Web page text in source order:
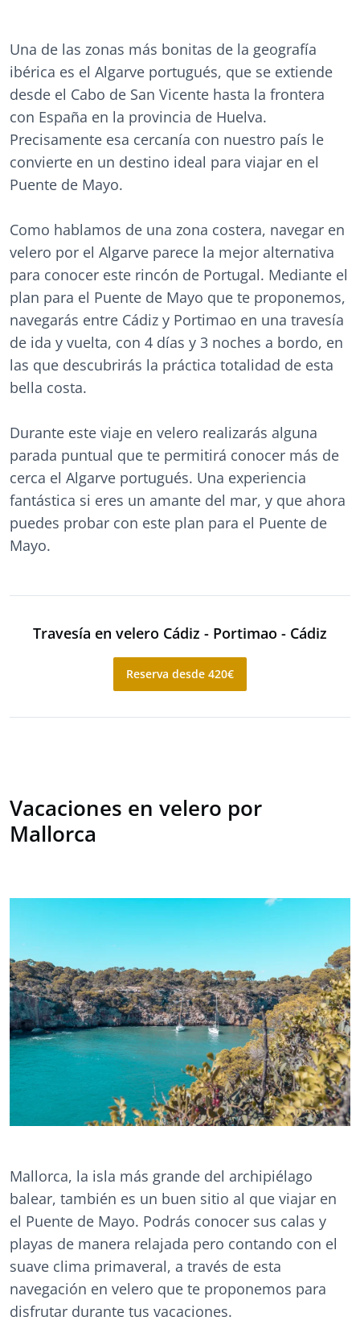
Una de las zonas más bonitas de la geografía
ibérica es el Algarve portugués, que se extiende
desde el Cabo de San Vicente hasta la frontera
con España en la provincia de Huelva.
Precisamente esa cercanía con nuestro país le
convierte en un destino ideal para viajar en el
Puente de Mayo.
Como hablamos de una zona costera, navegar en
velero por el Algarve parece la mejor alternativa
para conocer este rincón de Portugal. Mediante el
plan para el Puente de Mayo que te proponemos,
navegarás entre Cádiz y Portimao en una travesía
de ida y vuelta, con 4 días y 3 noches a bordo, en
las que descubrirás la práctica totalidad de esta
bella costa.
Durante este viaje en velero realizarás alguna
parada puntual que te permitirá conocer más de
cerca el Algarve portugués. Una experiencia
fantástica si eres un amante del mar, y que ahora
puedes probar con este plan para el Puente de
Mayo.
Travesía en velero Cádiz - Portimao - Cádiz
Reserva desde 420€
Vacaciones en velero por
Mallorca
Mallorca, la isla más grande del archipiélago
balear, también es un buen sitio al que viajar en
el Puente de Mayo. Podrás conocer sus calas y
playas de manera relajada pero contando con el
suave clima primaveral, a través de esta
navegación en velero que te proponemos para
disfrutar durante tus vacaciones.